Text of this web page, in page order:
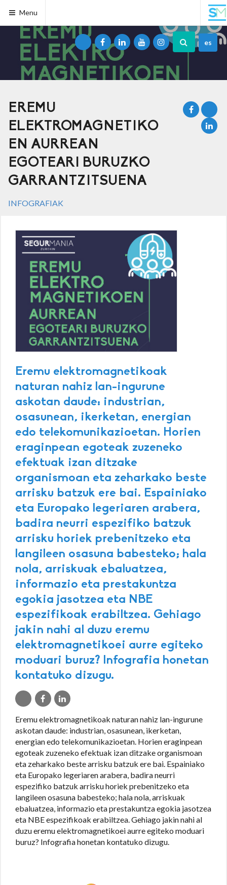
Menu
es
EREMU
ELEKTROMAGNETIKO
EN AURREAN
EGOTEARI BURUZKO
GARRANTZITSUENA
INFOGRAFIAK
Eremu elektromagnetikoak
naturan nahiz lan-ingurune
askotan daude: industrian,
osasunean, ikerketan, energian
edo telekomunikazioetan. Horien
eraginpean egoteak zuzeneko
efektuak izan ditzake
organismoan eta zeharkako beste
arrisku batzuk ere bai. Espainiako
eta Europako legeriaren arabera,
badira neurri espezifiko batzuk
arrisku horiek prebenitzeko eta
langileen osasuna babesteko; hala
nola, arriskuak ebaluatzea,
informazio eta prestakuntza
egokia jasotzea eta NBE
espezifikoak erabiltzea. Gehiago
jakin nahi al duzu eremu
elektromagnetikoei aurre egiteko
moduari buruz? Infografia honetan
kontatuko dizugu.
Eremu elektromagnetikoak naturan nahiz lan-ingurune
askotan daude: industrian, osasunean, ikerketan,
energian edo telekomunikazioetan. Horien eraginpean
egoteak zuzeneko efektuak izan ditzake organismoan
eta zeharkako beste arrisku batzuk ere bai. Espainiako
eta Europako legeriaren arabera, badira neurri
espezifiko batzuk arrisku horiek prebenitzeko eta
langileen osasuna babesteko; hala nola, arriskuak
ebaluatzea, informazio eta prestakuntza egokia jasotzea
eta NBE espezifikoak erabiltzea. Gehiago jakin nahi al
duzu eremu elektromagnetikoei aurre egiteko moduari
buruz? Infografia honetan kontatuko dizugu.